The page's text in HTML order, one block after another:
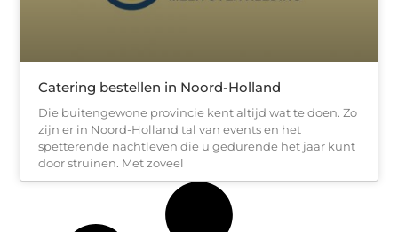
Catering bestellen in Noord-Holland
Die buitengewone provincie kent altijd wat te doen. Zo
zijn er in Noord-Holland tal van events en het
spetterende nachtleven die u gedurende het jaar kunt
door struinen. Met zoveel